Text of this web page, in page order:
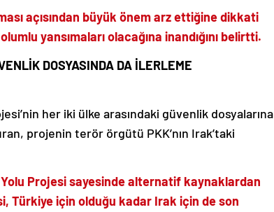
açısından büyük önem arz ettiğine dikkati
yansımaları olacağına inandığını belirtti.
DOSYASINDA DA İLERLEME
her iki ülke arasındaki güvenlik dosyalarına
projenin terör örgütü PKK’nın Irak’taki
Projesi sayesinde alternatif kaynaklardan
Türkiye için olduğu kadar Irak için de son